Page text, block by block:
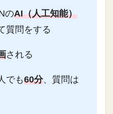
のAI（人工知能）
質問をする
される
でも60分、質問は